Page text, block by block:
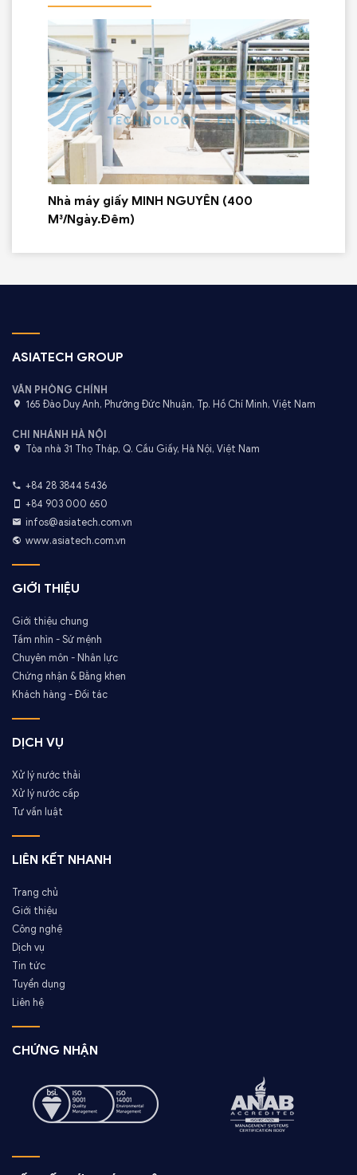
Nhà máy giấy MINH NGUYÊN (400
M³/Ngày.Đêm)
ASIATECH GROUP
VĂN PHÒNG CHÍNH
165 Đào Duy Anh, Phường Đức Nhuận, Tp. Hồ Chí Minh, Việt Nam
CHI NHÁNH HÀ NỘI
Tòa nhà 31 Thọ Tháp, Q. Cầu Giấy, Hà Nội, Việt Nam
+84 28 3844 5436
+84 903 000 650
infos@asiatech.com.vn
www.asiatech.com.vn
GIỚI THIỆU
Giới thiệu chung
Tầm nhìn - Sứ mệnh
Chuyên môn - Nhân lực
Chứng nhận & Bằng khen
Khách hàng - Đối tác
DỊCH VỤ
Xử lý nước thải
Xử lý nước cấp
Tư vấn luật
LIÊN KẾT NHANH
Trang chủ
Giới thiệu
Công nghệ
Dịch vụ
Tin tức
Tuyển dụng
Liên hệ
CHỨNG NHẬN